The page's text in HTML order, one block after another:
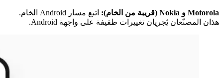
Motorola و Nokia (قريبة من الخام):
اتبع مسار Android الخام.
هذان المصنّعان يُجريان تغييرات طفيفة على واجهة Android.